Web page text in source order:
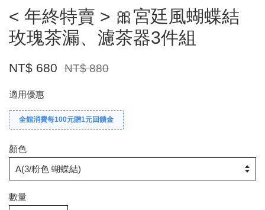
< 年終特賣 > 🎀宮廷風蝴蝶結
玫瑰茶漏、濾茶器3件組
NT$ 680 NT$ 880
適用優惠
全館消費每100元贈1元回饋金
顏色
數量